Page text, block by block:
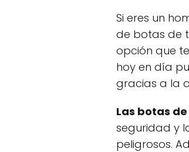
Si eres un
de botas de
opción que
hoy en día
gracias a la
Las botas
seguridad y
peligrosos.